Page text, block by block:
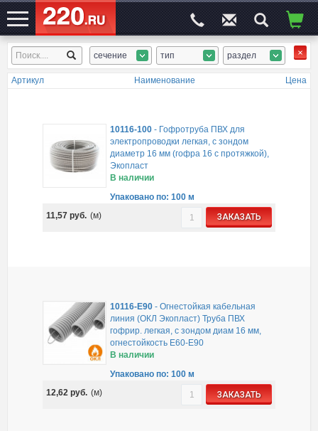
ЭЛЕКТРОСАЙТ№1 сечение тип раздел
Артикул Наименование Цена
10116-100- Гофротруба ПВХ для
электропроводки легкая, с зондом
диаметр 16 мм (гофра 16 с протяжкой),
Экопласт
В наличии
Упаковано по: 100 м
11,57 руб. (м) ЗАКАЗАТЬ
10116-E90- Огнестойкая кабельная
линия (ОКЛ Экопласт) Труба ПВХ
гофрир. легкая, с зондом диам 16 мм,
огнестойкость E60-E90
В наличии
Упаковано по: 100 м
12,62 руб. (м) ЗАКАЗАТЬ